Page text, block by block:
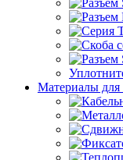
Материалы для